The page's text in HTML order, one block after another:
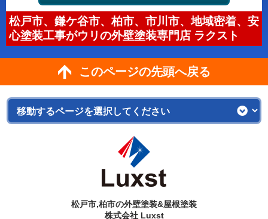
松戸市、鎌ケ谷市、柏市、市川市、地域密着、安
心塗装工事がウリの外壁塗装専門店 ラクスト
このページの先頭へ戻る
松戸市,柏市の外壁塗装&屋根塗装
株式会社 Luxst